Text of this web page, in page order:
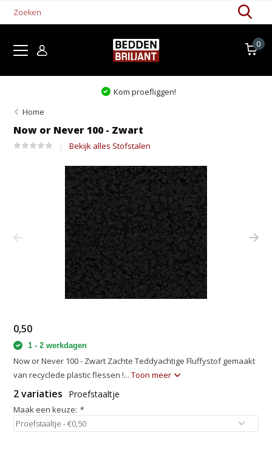
0
Kom proefliggen!
Home
Now or Never 100 - Zwart
Bekijk alles Stofstalen
0,50
1 - 2 werkdagen
Now or Never 100 - Zwart Zachte Teddyachtige Fluffystof gemaakt
van recyclede plastic flessen !...Toon meer
2 variaties Proefstaaltje
Maak een keuze: *